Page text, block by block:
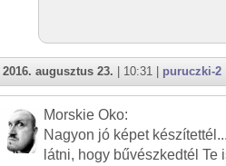
2016. augusztus 23. | 10:31 | puruczki-2
Morskie Oko:
Nagyon jó képet
látni, hogy bűvészkedtél Te